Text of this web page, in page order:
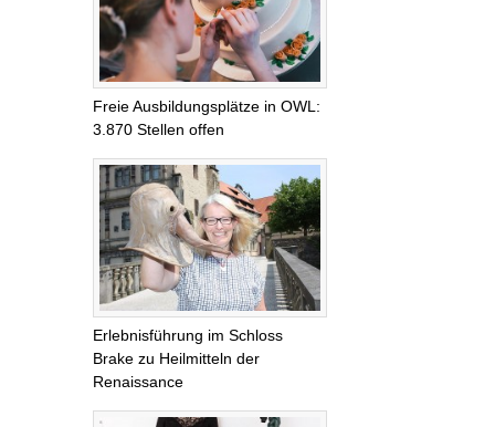
Freie Ausbildungsplätze in OWL:
3.870 Stellen offen
Erlebnisführung im Schloss
Brake zu Heilmitteln der
Renaissance